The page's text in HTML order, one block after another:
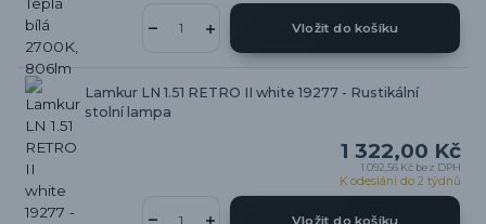
Vložit do košíku
Lamkur LN 1.51 RETRO II white 19277 - Rustikální
stolní lampa
1 322,00 Kč
1 092,56 Kč bez DPH
K odeslání do 2 týdnů
Vložit do košíku